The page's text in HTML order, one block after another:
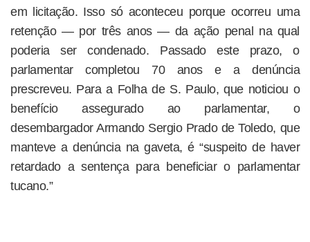
em licitação. Isso só aconteceu porque ocorreu uma
retenção — por três anos — da ação penal na qual
poderia ser condenado. Passado este prazo, o
parlamentar completou 70 anos e a denúncia
prescreveu. Para a Folha de S. Paulo, que noticiou o
benefício assegurado ao parlamentar, o
desembargador Armando Sergio Prado de Toledo, que
manteve a denúncia na gaveta, é “suspeito de haver
retardado a sentença para beneficiar o parlamentar
tucano.”